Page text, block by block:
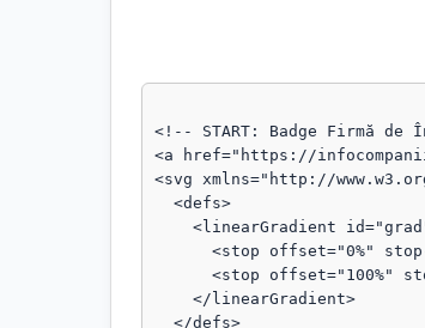
<!-- START: Badge Firmă de
<a href="https://
<svg xmlns="http://